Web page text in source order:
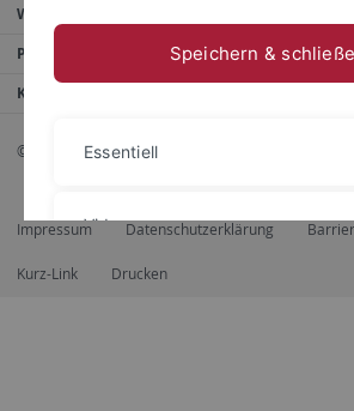
Weitere Angebote
Portale
Kontaktinfo
© 2026 Eberhard Karls Universität Tübingen,
Impressum Datenschutzerklärung
Kurz-Link Drucken
Speichern &
Essentiell
Videos